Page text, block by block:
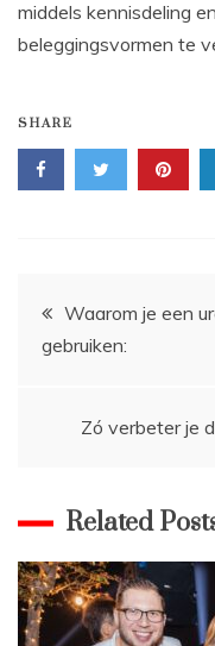
middels kennisdeling
beleggingsvormen te
SHARE
Bericht
navigatie
Waarom je een
gebruiken:
Zó verbeter je
Related